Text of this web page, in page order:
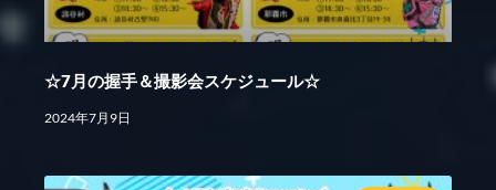
☆7月の握手＆撮影会スケジュール☆
2024年7月9日